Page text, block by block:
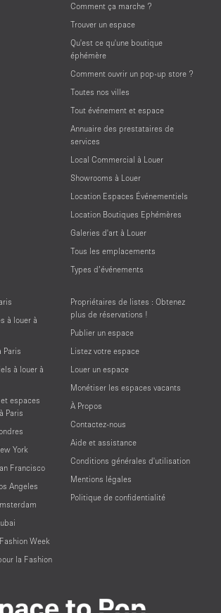
Comment ça marche ?
Trouver un espace
Qu'est ce qu'une boutique
éphémère
Comment ouvrir un pop-up store ?
Toutes nos villes
Tout événement et espace
Annuaire des prestataires de
services
Local Commercial à Louer
Showrooms à Louer
Location Espaces Événementiels
Location Boutiques Ephémères
Galeries d'art à Louer
Tous les emplacements
Types d’événements
à louer à
Paris
à louer à
espaces
Paris
York
Francisco
Angeles
Week
la Fashion
Propriétaires de listes : Obtenez
plus de réservations !
Publier un espace
Listez votre espace
Louer un espace
Monétiser les espaces vacants
À Propos
Contactez-nous
Aide et assistance
Conditions générales d'utilisation
Mentions légales
Politique de confidentialité